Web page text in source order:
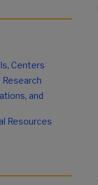
Centers
Research
and
Resources